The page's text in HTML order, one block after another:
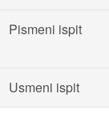
Pismeni ispit
Usmeni ispit